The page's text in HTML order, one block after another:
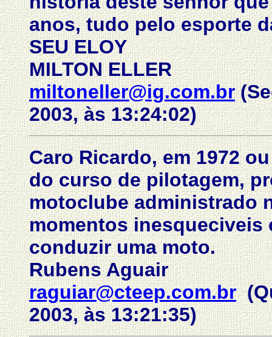
anos, tudo pelo esporte
SEU ELOY
MILTON ELLER
miltoneller@ig.com.br
2003, às 13:24:02)
Caro Ricardo, em 1972
do curso de pilotagem,
motoclube administrado
momentos inesqueciveis
conduzir uma moto.
Rubens Aguair
raguiar@cteep.com.br
2003, às 13:21:35)